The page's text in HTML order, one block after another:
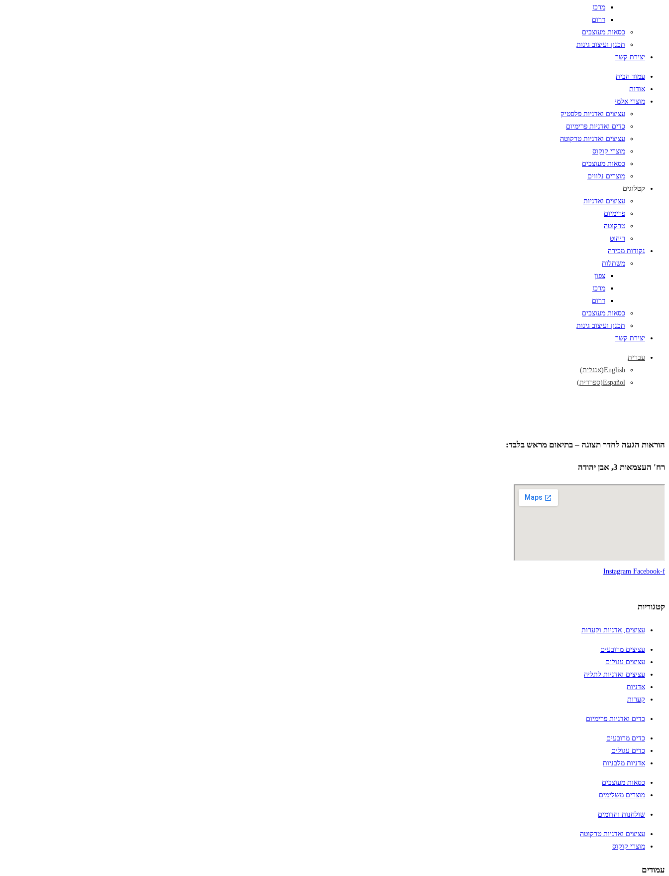
מרכז
דרום
כסאות מעוצבים
תכנון ועיצוב גינות
יצירת קשר
עמוד הבית
אודות
מוצרי אלמי
עציצים ואדניות פלסטיק
כדים ואדניות פרימיום
עציצים ואדניות טרקוטה
מוצרי קוקוס
כסאות מעוצבים
מוצרים נלווים
קטלוגים
עציצים ואדניות
פרימיום
טרקוטה
ריהוט
נקודות מכירה
משתלות
צפון
מרכז
דרום
כסאות מעוצבים
תכנון ועיצוב גינות
יצירת קשר
עברית
English
(אנגלית)
Español
(ספרדית)
הוראות הגעה לחדר תצוגה – בתיאום מראש בלבד:
רח' העצמאות 3, אבן יהודה
Instagram Facebook-f
קטגוריות
עציצים, אדניות וקערות
עציצים מרובעים
עציצים עגולים
עציצים ואדניות לתליה
אדניות
קערות
כדים ואדניות פרימיום
כדים מרובעים
כדים עגולים
אדניות מלבניות
כסאות מעוצבים
מוצרים משלימים
שולחנות והדומים
עציצים ואדניות טרקוטה
מוצרי קוקוס
עמודים